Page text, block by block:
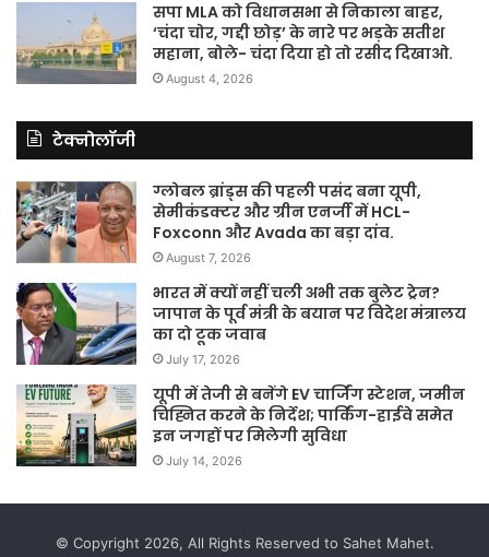
सपा MLA को विधानसभा से निकाला बाहर,
‘चंदा चोर, गद्दी छोड़’ के नारे पर भड़के सतीश
महाना, बोले- चंदा दिया हो तो रसीद दिखाओ.
August 4, 2026
टेक्नोलॉजी
ग्लोबल ब्रांड्स की पहली पसंद बना यूपी,
सेमीकंडक्टर और ग्रीन एनर्जी में HCL-
Foxconn और Avada का बड़ा दांव.
August 7, 2026
भारत में क्यों नहीं चली अभी तक बुलेट ट्रेन?
जापान के पूर्व मंत्री के बयान पर विदेश मंत्रालय
का दो टूक जवाब
July 17, 2026
यूपी में तेजी से बनेंगे EV चार्जिंग स्टेशन, जमीन
चिह्नित करने के निर्देश; पार्किंग-हाईवे समेत
इन जगहों पर मिलेगी सुविधा
July 14, 2026
© Copyright 2026, All Rights Reserved to Sahet Mahet.